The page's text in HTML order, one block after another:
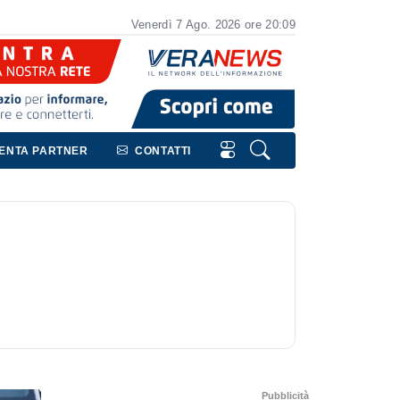
Venerdì 7 Ago. 2026 ore 20:09
PARTNER CONTATTI
Pubblicità